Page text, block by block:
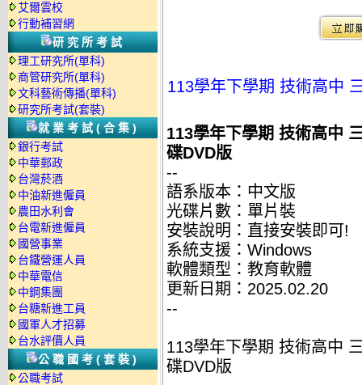
艾爾雲校
行動補習網
研究所考試
理工研究所(單科)
商管研究所(單科)
文科藝術傳播(單科)
研究所考試(套裝)
就業考試(合集)
銀行考試
中華郵政
台灣菸酒
中油新進僱員
農田水利會
台電新進僱員
國營事業
台鐵營運人員
中華電信
中鋼集團
台糖新進工員
國軍人才招募
台水評價人員
公職國考(套裝)
公職考試
113學年下學期 技術高中
113學年下學期 技術高中
碟DVD版
--
語系版本：中文版
光碟片數：單片裝
安裝說明：直接安裝即可!
系統支援：Windows
軟體類型：教育軟體
更新日期：2025.02.20
--
113學年下學期 技術高中
碟DVD版